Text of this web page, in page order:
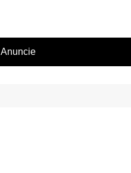
Anuncie